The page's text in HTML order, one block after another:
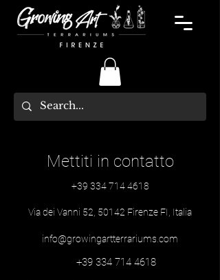
Mettiti in contatto
+39 334 714 4618
Via dei Vanni 52, 50142 Firenze FI, Italia
info@growingartterrariums.com
+39 334 714 4618